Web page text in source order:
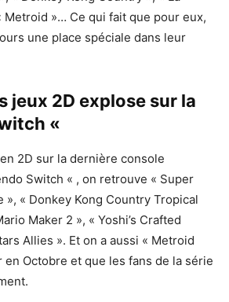
Metroid »… Ce qui fait que pour eux,
une place spéciale dans leur
jeux 2D explose sur la
«
2D sur la dernière console
Switch « , on retrouve « Super
», « Donkey Kong Country Tropical
Maker 2 », « Yoshi’s Crafted
Allies ». Et on a aussi « Metroid
en Octobre et que les fans de la série